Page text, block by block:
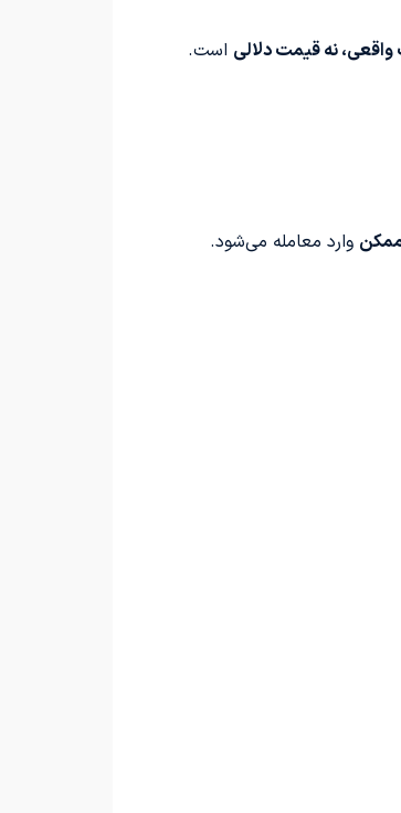
نه قیمت دلالی است.
وارد معامله می‌شود.